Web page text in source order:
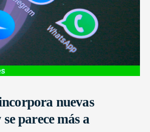
nuevas
parece más a